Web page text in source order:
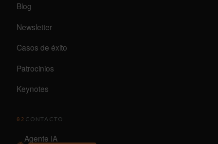
Blog
Newsletter
Casos de éxito
Patrocinios
Keynotes
02 CONTACTO
Agente IA